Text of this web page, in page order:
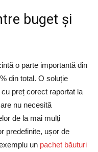
buget și
o parte importantă din
din total. O soluție
preț corect raportat la
nu necesită
de la mai mulți
predefinite, ușor de
un pachet băuturi